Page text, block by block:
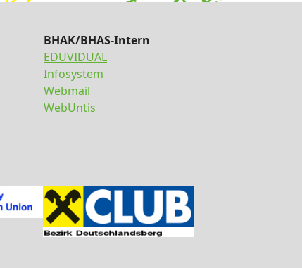
BHAK/BHAS-Intern
EDUVIDUAL
Infosystem
Webmail
WebUntis